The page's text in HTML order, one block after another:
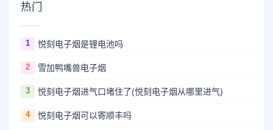
热门
1 悦刻电子烟是锂电池吗
2 雪加鸭嘴兽电子烟
3 悦刻电子烟进气口堵住了(悦刻电子烟从哪里进气)
4 悦刻电子烟可以寄顺丰吗